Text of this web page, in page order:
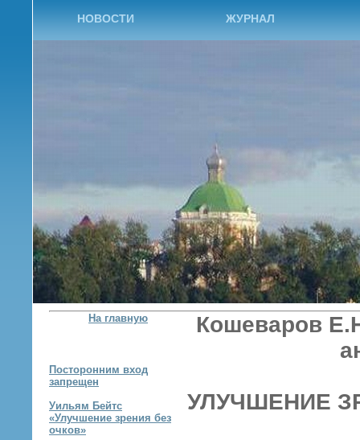
НОВОСТИ ЖУРНАЛ
На главную
Кошеваров
Посторонним вход
запрещен
Уильям Бейтс
«Улучшение зрения без
очков»
УЛУЧШЕНИЕ